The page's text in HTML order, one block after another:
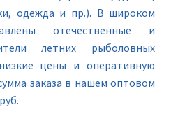
одежда и пр.). В широком
отечественные и
летних рыболовных
цены и оперативную
заказа в нашем оптовом